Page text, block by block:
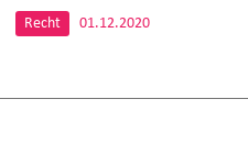
Recht 01.12.2020